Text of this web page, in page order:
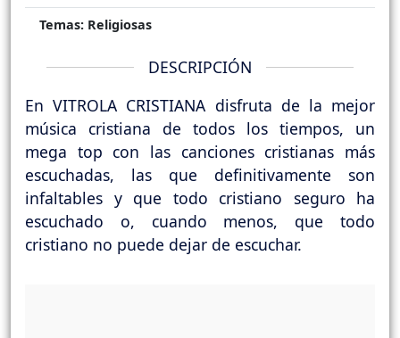
Temas: Religiosas
DESCRIPCIÓN
En VITROLA CRISTIANA disfruta de la mejor
música cristiana de todos los tiempos, un
mega top con las canciones cristianas más
escuchadas, las que definitivamente son
infaltables y que todo cristiano seguro ha
escuchado o, cuando menos, que todo
cristiano no puede dejar de escuchar.